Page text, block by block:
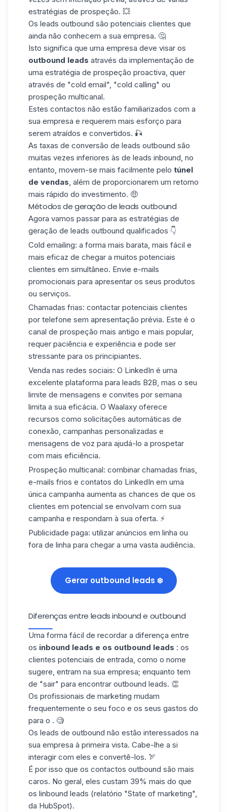
estratégias de prospeção. 💥
Os leads outbound são potenciais clientes que
ainda não conhecem a sua empresa. 🤔
Isto significa que uma empresa deve visar os
outbound leads através da implementação de
uma estratégia de prospeção proactiva, quer
através de "cold email", "cold calling" ou
prospeção multicanal.
Estes contactos não estão familiarizados com a
sua empresa e requerem mais esforço para
serem atraídos e convertidos. 🎣
As taxas de conversão de leads outbound são
muitas vezes inferiores às de leads inbound, no
entanto, movem-se mais facilmente pelo túnel
de vendas, além de proporcionarem um retorno
mais rápido do investimento. 🤑
Métodos de geração de leads outbound
Agora vamos passar para as estratégias de
geração de leads outbound qualificados 👇
Cold emailing: a forma mais barata, mais fácil e
mais eficaz de chegar a muitos potenciais
clientes em simultâneo. Envie e-mails
promocionais para apresentar os seus produtos
ou serviços.
Chamadas frias: contactar potenciais clientes
por telefone sem apresentação prévia. Este é o
canal de prospeção mais antigo e mais popular,
requer paciência e experiência e pode ser
stressante para os principiantes.
Venda nas redes sociais: O LinkedIn é uma
excelente plataforma para leads B2B, mas o seu
limite de mensagens e convites por semana
limita a sua eficácia. O Waalaxy oferece
recursos como solicitações automáticas de
conexão, campanhas personalizadas e
mensagens de voz para ajudá-lo a prospetar
com mais eficiência.
Prospeção multicanal: combinar chamadas frias,
e-mails frios e contatos do LinkedIn em uma
única campanha aumenta as chances de que os
clientes em potencial se envolvam com sua
campanha e respondam à sua oferta. ⚡
Publicidade paga: utilizar anúncios em linha ou
fora de linha para chegar a uma vasta audiência.
Gerar outbound leads ❄️
Diferenças entre leads inbound e outbound
Uma forma fácil de recordar a diferença entre
os inbound leads e os outbound leads : os
clientes potenciais de entrada, como o nome
sugere, entram na sua empresa; enquanto tem
de "sair" para encontrar outbound leads. 👏
Os profissionais de marketing mudam
frequentemente o seu foco e os seus gastos do
para o . 🧐
Os leads de outbound não estão interessados na
sua empresa à primeira vista. Cabe-lhe a si
interagir com eles e convertê-los. 🏹
É por isso que os contactos outbound são mais
caros. No geral, eles custam 39% mais do que
os linbound leads (relatório "State of marketing"
da HubSpot).